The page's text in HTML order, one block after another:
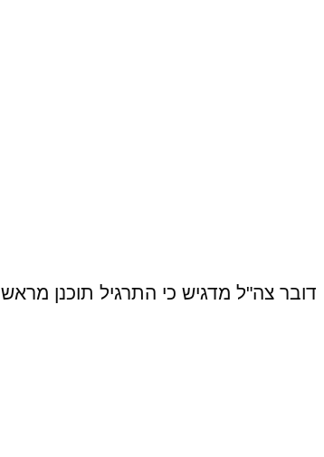
דובר צה"ל מדגיש כי התרגיל תוכנן מראש